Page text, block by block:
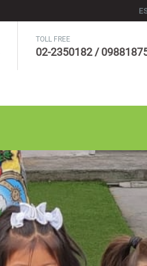
TOLL FREE
02-2350182 /